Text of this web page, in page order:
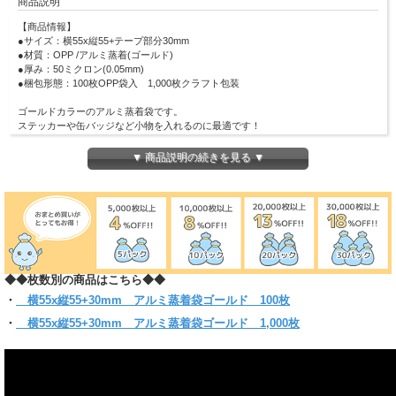
【商品情報】
●サイズ：横55x縦55+テープ部分30mm
●材質：OPP /アルミ蒸着(ゴールド)
●厚み：50ミクロン(0.05mm)
●梱包形態：100枚OPP袋入 1,000枚クラフト包装
ゴールドカラーのアルミ蒸着袋です。
ステッカーや缶バッジなど小物を入れるのに最適です！
袋としてイベント・付録などのお楽しみ袋として大活躍します！
直径44mmの缶バッジがピッタリ入ります。
(お入れになりたい商品によっては入らない場合もございますので、サイズをお確
かめください)
【クリックポスト対象商品】
＊クリックポスト対象商品で、サイズ横25x縦34ｘ厚さ3cmのパッケージに収まる
分量
＊他のサイズとの組み合わせてご購入の場合は当店にお任せください。1通で入ら
ない時等、発送方法についての問い合わせをする場合がございます。
必ず【ご注文確定メール】をご確認ください。
55ｘ55+30mmは同サイズは1パックまで同梱可能。
▼ 商品説明の続きを見る ▼
◆◆枚数別の商品はこちら◆◆
・
横55x縦55+30mm アルミ蒸着袋ゴールド 100枚
・
横55x縦55+30mm アルミ蒸着袋ゴールド 1,000枚